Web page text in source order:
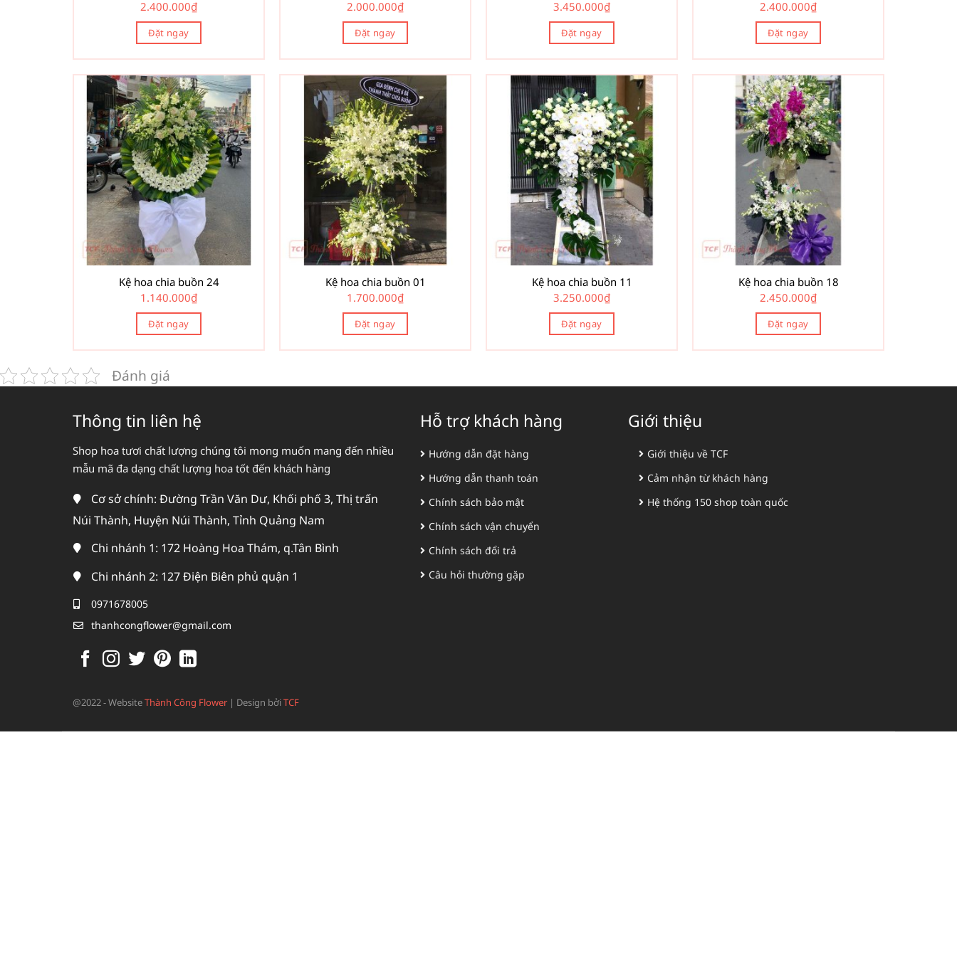
2.400.000₫
Đặt ngay
2.000.000₫
Đặt ngay
3.450.000₫
Đặt ngay
2.400.000₫
Đặt ngay
Kệ hoa chia buồn 24
1.140.000₫
Đặt ngay
Kệ hoa chia buồn 01
1.700.000₫
Đặt ngay
Kệ hoa chia buồn 11
3.250.000₫
Đặt ngay
Kệ hoa chia buồn 18
2.450.000₫
Đặt ngay
Đánh giá
Thông tin liên hệ
Shop hoa tươi chất lượng chúng tôi mong muốn mang đến nhiều
mẫu mã đa dạng chất lượng hoa tốt đến khách hàng
Cơ sở chính: Đường Trần Văn Dư, Khối phố 3, Thị trấn
Núi Thành, Huyện Núi Thành, Tỉnh Quảng Nam
Chi nhánh 1: 172 Hoàng Hoa Thám, q.Tân Bình
Chi nhánh 2: 127 Điện Biên phủ quận 1
0971678005
thanhcongflower@gmail.com
Hỗ trợ khách hàng
Hướng dẫn đặt hàng
Hướng dẫn thanh toán
Chính sách bảo mật
Chính sách vận chuyển
Chính sách đổi trả
Câu hỏi thường gặp
Giới thiệu
Giới thiệu về TCF
Cảm nhận từ khách hàng
Hệ thống 150 shop toàn quốc
@2022 - WebsiteThành Công Flower | Design bởiTCF